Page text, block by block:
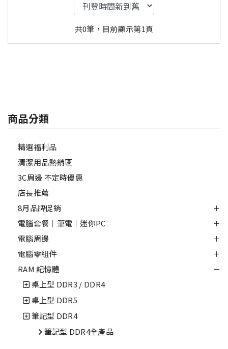
商品分類
精選福利品
清潔用品熱銷區
3C周邊 不定時優惠
店長推薦
8月品牌促銷
電腦套餐｜筆電｜迷你PC
電腦周邊
電腦零組件
RAM 記憶體
桌上型 DDR3 / DDR4
桌上型 DDR5
筆記型 DDR4
筆記型 DDR4全產品
共0筆，目前顯示第1頁